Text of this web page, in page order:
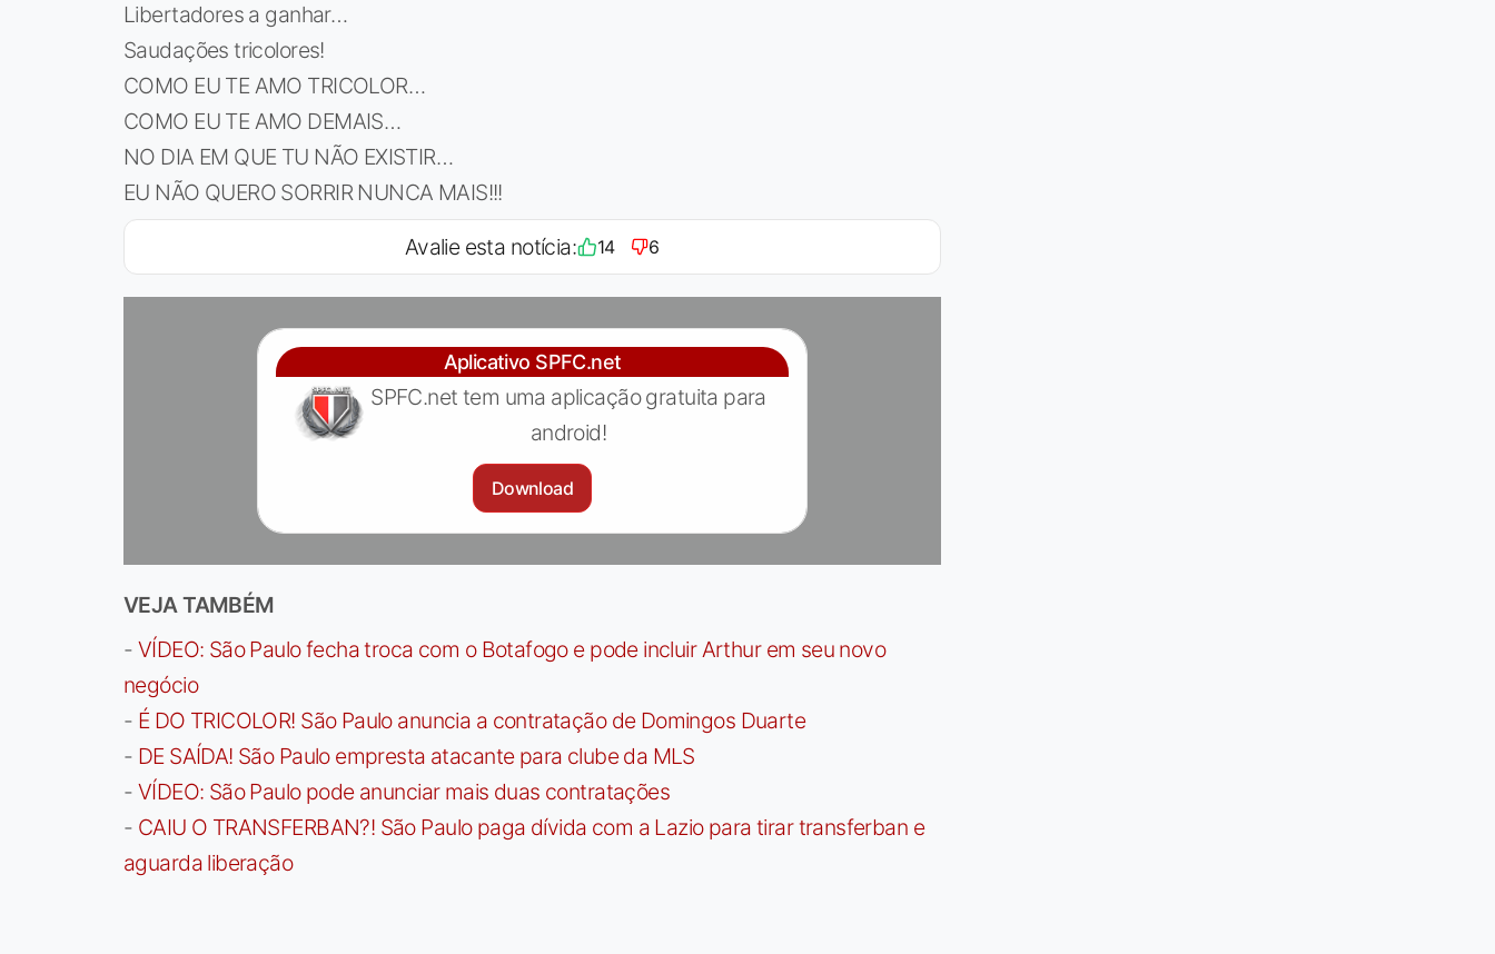
Libertadores a ganhar…
Saudações tricolores!
COMO EU TE AMO TRICOLOR…
COMO EU TE AMO DEMAIS…
NO DIA EM QUE TU NÃO EXISTIR…
EU NÃO QUERO SORRIR NUNCA MAIS!!!
Avalie esta notícia: 14 6
Aplicativo SPFC.net
SPFC.net tem uma aplicação gratuita para
android!
Download
VEJA TAMBÉM
- VÍDEO: São Paulo fecha troca com o Botafogo e pode incluir Arthur em seu novo
negócio
- É DO TRICOLOR! São Paulo anuncia a contratação de Domingos Duarte
- DE SAÍDA! São Paulo empresta atacante para clube da MLS
- VÍDEO: São Paulo pode anunciar mais duas contratações
- CAIU O TRANSFERBAN?! São Paulo paga dívida com a Lazio para tirar transferban e
aguarda liberação